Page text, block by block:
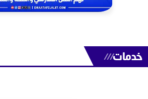
خدمات///